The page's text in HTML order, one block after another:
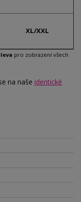
XL/XXL
pro zobrazení všech
na naše identické